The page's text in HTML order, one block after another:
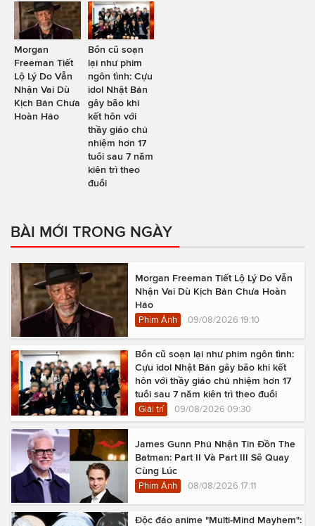
Morgan
Freeman Tiết
Lộ Lý Do Vẫn
Nhận Vai Dù
Kịch Bản Chưa
Hoàn Hảo
Bổn cũ soạn
lại như phim
ngôn tình: Cựu
idol Nhật Bản
gây bão khi
kết hôn với
thầy giáo chủ
nhiệm hơn 17
tuổi sau 7 năm
kiên trì theo
đuổi
BÀI MỚI TRONG NGÀY
Morgan Freeman Tiết Lộ Lý Do Vẫn
Nhận Vai Dù Kịch Bản Chưa Hoàn
Hảo
Phim Ảnh 09/08/2026 19:10
Bổn cũ soạn lại như phim ngôn tình:
Cựu idol Nhật Bản gây bão khi kết
hôn với thầy giáo chủ nhiệm hơn 17
tuổi sau 7 năm kiên trì theo đuổi
Giải trí 09/08/2026 09:30
James Gunn Phủ Nhận Tin Đồn The
Batman: Part II Và Part III Sẽ Quay
Cùng Lúc
Phim Ảnh 08/08/2026 17:11
Độc đáo anime "Multi-Mind Mayhem":